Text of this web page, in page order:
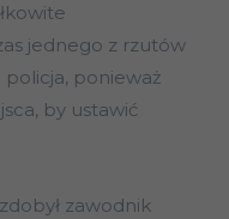
jednego z rzutów
policja, ponieważ
by ustawić
zawodnik